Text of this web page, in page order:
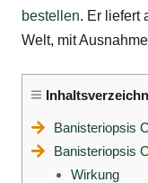
bestellen. Er liefert
Welt, mit
Banisteriopsis
Banisteriopsis
Wirkung